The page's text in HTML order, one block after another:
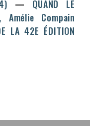
QUAND LE
Amélie Compain
LA 42E ÉDITION